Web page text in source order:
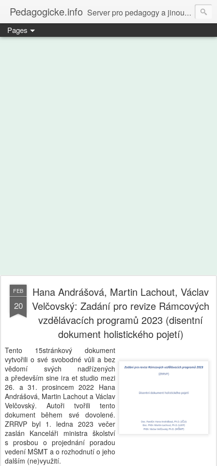
Pedagogicke.info Server pro pedagogy a jinou zvířenu
Pages
FEB
20
Hana Andrášová, Martin Lachout, Václav
Velčovský: Zadání pro revize Rámcových
vzdělávacích programů 2023 (disentní
dokument holistického pojetí)
Tento 15stránkový dokument
vytvořili o své svobodné vůli a bez
vědomí svých nadřízených
a především sine ira et studio mezi
26. a 31. prosincem 2022 Hana
Andrášová, Martin Lachout a Václav
Velčovský. Autoři tvořili tento
dokument během své dovolené.
ZRRVP byl 1. ledna 2023 večer
zaslán Kanceláři ministra školství
s prosbou o projednání poradou
vedení MŠMT a o rozhodnutí o jeho
dalším (ne)využití.